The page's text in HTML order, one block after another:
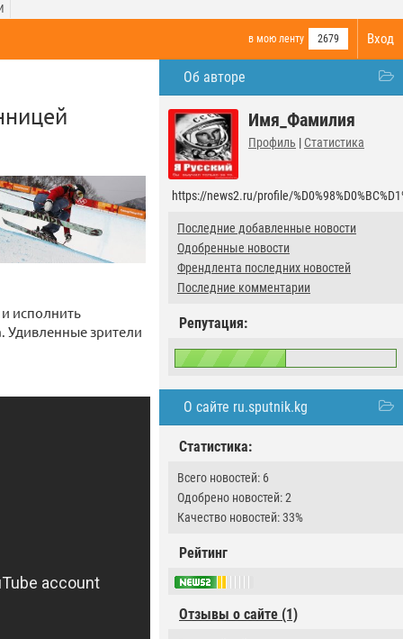
Вход
в мою ленту 2679
Об авторе
Имя_Фамилия
Профиль | Статистика
https://news2.ru/profile/
Последние добавленные новости
Одобренные новости
Френдлента последних новостей
Последние комментарии
Репутация:
О сайте ru.sputnik.kg
Статистика:
Всего новостей: 6
Одобрено новостей: 2
Качество новостей: 33%
Рейтинг
Отзывы о сайте (1)
исполнить
Удивленные зрители